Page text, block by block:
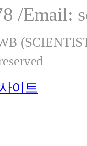
/Email:
이트